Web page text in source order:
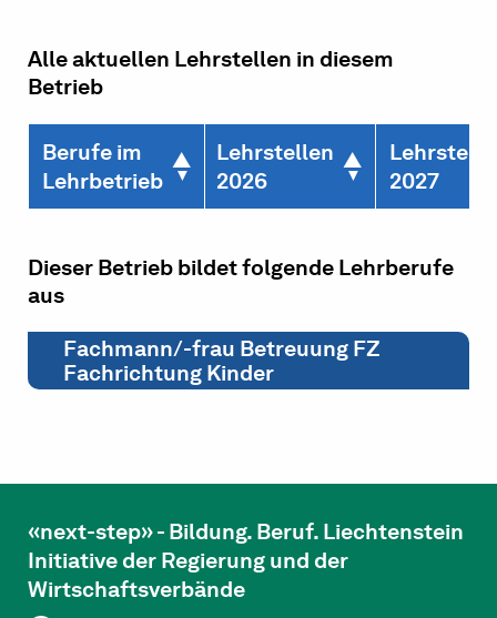
Alle aktuellen Lehrstellen in diesem
Betrieb
Berufe im
Lehrbetrieb
Lehrstellen
2026
2027
Dieser Betrieb bildet folgende Lehrberufe
aus
Fachmann/-frau Betreuung FZ
Fachrichtung Kinder
«next-step» - Bildung. Beruf. Liechtenstein
Initiative der Regierung und der
Wirtschaftsverbände